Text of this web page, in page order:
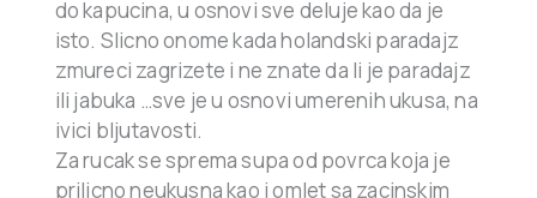
do kapucina, u osnovi sve deluje kao da je
isto. Slicno onome kada holandski paradajz
zmureci zagrizete i ne znate da li je paradajz
ili jabuka …sve je u osnovi umerenih ukusa, na
ivici bljutavosti.
Za rucak se sprema supa od povrca koja je
prilicno neukusna kao i omlet sa zacinskim